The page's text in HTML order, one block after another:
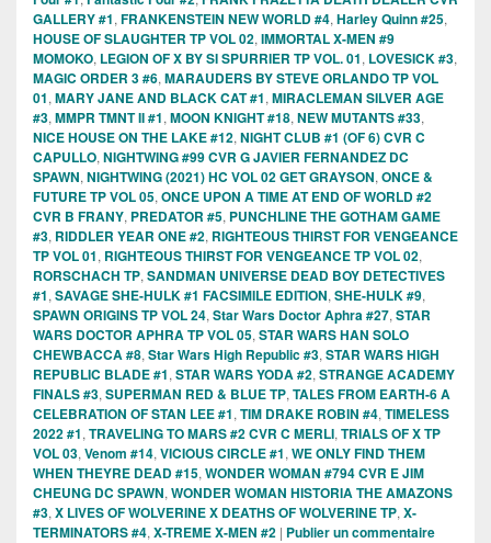
GALLERY #1, FRANKENSTEIN NEW WORLD #4, Harley Quinn #25,
HOUSE OF SLAUGHTER TP VOL 02, IMMORTAL X-MEN #9
MOMOKO, LEGION OF X BY SI SPURRIER TP VOL. 01, LOVESICK #3,
MAGIC ORDER 3 #6, MARAUDERS BY STEVE ORLANDO TP VOL
01, MARY JANE AND BLACK CAT #1, MIRACLEMAN SILVER AGE
#3, MMPR TMNT II #1, MOON KNIGHT #18, NEW MUTANTS #33,
NICE HOUSE ON THE LAKE #12, NIGHT CLUB #1 (OF 6) CVR C
CAPULLO, NIGHTWING #99 CVR G JAVIER FERNANDEZ DC
SPAWN, NIGHTWING (2021) HC VOL 02 GET GRAYSON, ONCE &
FUTURE TP VOL 05, ONCE UPON A TIME AT END OF WORLD #2
CVR B FRANY, PREDATOR #5, PUNCHLINE THE GOTHAM GAME
#3, RIDDLER YEAR ONE #2, RIGHTEOUS THIRST FOR VENGEANCE
TP VOL 01, RIGHTEOUS THIRST FOR VENGEANCE TP VOL 02,
RORSCHACH TP, SANDMAN UNIVERSE DEAD BOY DETECTIVES
#1, SAVAGE SHE-HULK #1 FACSIMILE EDITION, SHE-HULK #9,
SPAWN ORIGINS TP VOL 24, Star Wars Doctor Aphra #27, STAR
WARS DOCTOR APHRA TP VOL 05, STAR WARS HAN SOLO
CHEWBACCA #8, Star Wars High Republic #3, STAR WARS HIGH
REPUBLIC BLADE #1, STAR WARS YODA #2, STRANGE ACADEMY
FINALS #3, SUPERMAN RED & BLUE TP, TALES FROM EARTH-6 A
CELEBRATION OF STAN LEE #1, TIM DRAKE ROBIN #4, TIMELESS
2022 #1, TRAVELING TO MARS #2 CVR C MERLI, TRIALS OF X TP
VOL 03, Venom #14, VICIOUS CIRCLE #1, WE ONLY FIND THEM
WHEN THEYRE DEAD #15, WONDER WOMAN #794 CVR E JIM
CHEUNG DC SPAWN, WONDER WOMAN HISTORIA THE AMAZONS
#3, X LIVES OF WOLVERINE X DEATHS OF WOLVERINE TP, X-
TERMINATORS #4, X-TREME X-MEN #2 | Publier un commentaire